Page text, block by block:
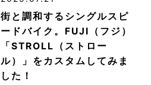
街と調和するシングルスピ
ードバイク。FUJI（フジ）
「STROLL（ストロー
ル）」をカスタムしてみま
した！